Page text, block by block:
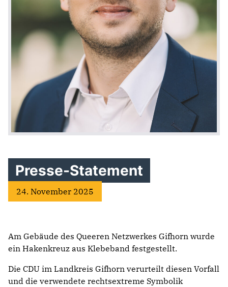
Presse-Statement
24. November 2025
Am Gebäude des Queeren Netzwerkes Gifhorn wurde
ein Hakenkreuz aus Klebeband festgestellt.
Die CDU im Landkreis Gifhorn verurteilt diesen Vorfall
und die verwendete rechtsextreme Symbolik